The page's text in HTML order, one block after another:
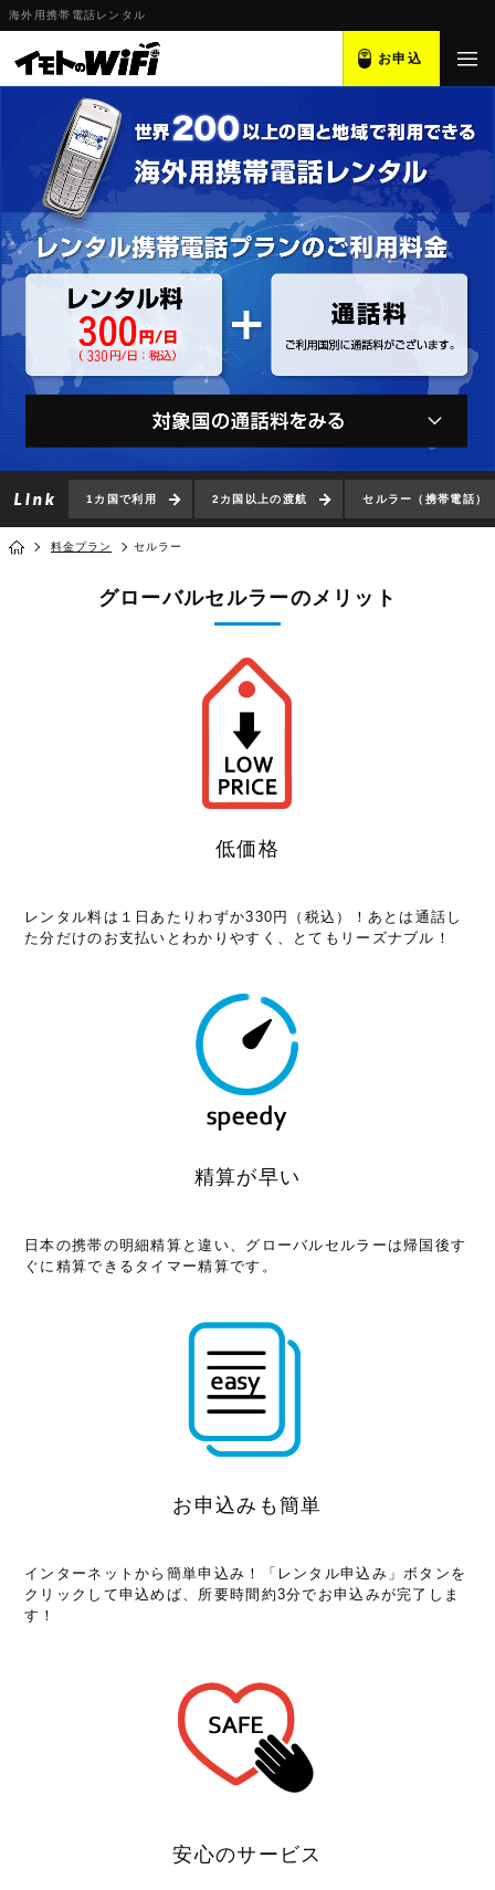
海外用携帯電話レンタル
お申込
1カ国で利用 2カ国以上の渡航 セルラー（携帯電話）
料金プラン セルラー
グローバルセルラーのメリット
低価格
レンタル料は１日あたりわずか330円（税込）！あとは通話し
た分だけのお支払いとわかりやすく、とてもリーズナブル！
精算が早い
日本の携帯の明細精算と違い、グローバルセルラーは帰国後す
ぐに精算できるタイマー精算です。
お申込みも簡単
インターネットから簡単申込み！「レンタル申込み」ボタンを
クリックして申込めば、所要時間約3分でお申込みが完了しま
す！
安心のサービス